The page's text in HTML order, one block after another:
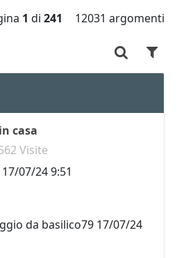
1 di 241 12031 argomenti
casa
Visite
17/07/24 9:51
da basilico79 17/07/24